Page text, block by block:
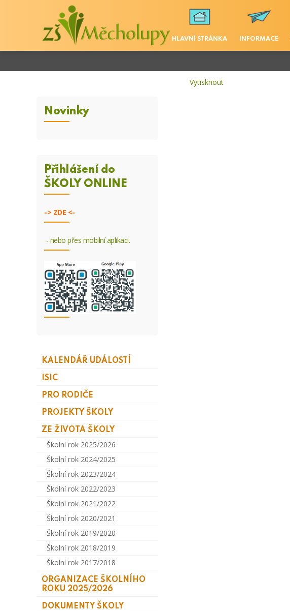
HLAVNÍ STRÁNKA INFORMACE
Novinky
Přihlášení do
ŠKOLY ONLINE
-> ZDE <-
- nebo přes mobilní aplikaci.
KALENDÁŘ UDÁLOSTÍ
ISIC
PRO RODIČE
PROJEKTY ŠKOLY
ZE ŽIVOTA ŠKOLY
Školní rok 2025/2026
Školní rok 2024/2025
Školní rok 2023/2024
Školní rok 2022/2023
Školní rok 2021/2022
Školní rok 2020/2021
Školní rok 2019/2020
Školní rok 2018/2019
Školní rok 2017/2018
ORGANIZACE ŠKOLNÍHO
ROKU 2025/2026
DOKUMENTY ŠKOLY
Vytisknout